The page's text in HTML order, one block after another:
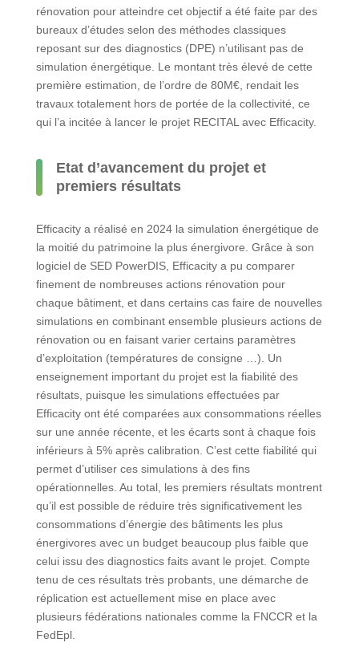
rénovation pour atteindre cet objectif a été faite par des
bureaux d’études selon des méthodes classiques
reposant sur des diagnostics (DPE) n’utilisant pas de
simulation énergétique. Le montant très élevé de cette
première estimation, de l’ordre de 80M€, rendait les
travaux totalement hors de portée de la collectivité, ce
qui l’a incitée à lancer le projet RECITAL avec Efficacity.
Etat d’avancement du projet et
premiers résultats
Efficacity a réalisé en 2024 la simulation énergétique de
la moitié du patrimoine la plus énergivore. Grâce à son
logiciel de SED PowerDIS, Efficacity a pu comparer
finement de nombreuses actions rénovation pour
chaque bâtiment, et dans certains cas faire de nouvelles
simulations en combinant ensemble plusieurs actions de
rénovation ou en faisant varier certains paramètres
d’exploitation (températures de consigne …). Un
enseignement important du projet est la fiabilité des
résultats, puisque les simulations effectuées par
Efficacity ont été comparées aux consommations réelles
sur une année récente, et les écarts sont à chaque fois
inférieurs à 5% après calibration. C’est cette fiabilité qui
permet d’utiliser ces simulations à des fins
opérationnelles. Au total, les premiers résultats montrent
qu’il est possible de réduire très significativement les
consommations d’énergie des bâtiments les plus
énergivores avec un budget beaucoup plus faible que
celui issu des diagnostics faits avant le projet. Compte
tenu de ces résultats très probants, une démarche de
réplication est actuellement mise en place avec
plusieurs fédérations nationales comme la FNCCR et la
FedEpl.